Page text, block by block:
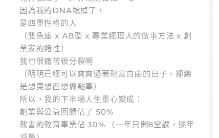
因為我的DNA壞掉了，
是四重性格的人
（雙魚座 x AB型 x 專業經理人的做事方法 x 創
業家的賭性）
我也很痛苦很分裂啊
（明明已經可以爽爽過著財富自由的日子，卻總
是想東想西想做點事）
所以，我的下半場人生重心變成：
創業與公益回饋佔了 50%
教書的教育事業佔 30% （一年只開8堂課，逐年